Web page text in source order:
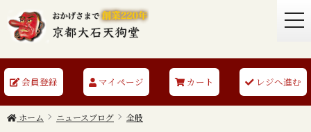
会員登録 マイページ カート レジへ進む
ホーム ニュースブログ 全般